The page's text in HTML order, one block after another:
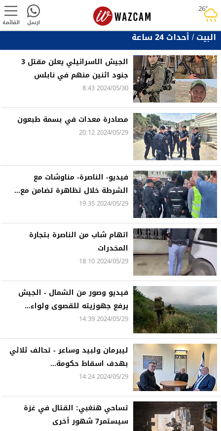
26°rainy القائمة ارسل
البيت/أحداث 24 ساعة
الجيش الاسرائيلي يعلن مقتل 3
جنود اثنين منهم في نابلس
2024/05/30 8:43
مصادرة معدات في بسمة طبعون
2024/05/29 20:12
فيديو- الناصرة- مناوشات مع
الشرطة خلال تظاهرة تضامن مع...
2024/05/29 19:35
اتهام شاب من الناصرة بتجارة
المخدرات
2024/05/29 18:10
فيديو وصور من الشمال - الجيش
يرفع جهوزيته للقصوى ولواء...
2024/05/29 14:39
ليبرمان ولبيد وساعر - تحالف ثلاثي
بهدف اسقاط حكومة...
2024/05/29 14:24
تساحي هنغبي: القتال في غزة
سيستمر7 شهور أخرى